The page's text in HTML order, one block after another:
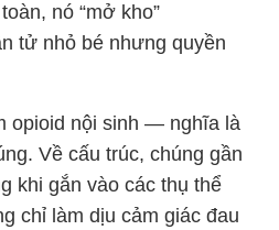
nó “mở kho”
tử nhỏ bé nhưng quyền
opioid nội sinh — nghĩa là
Về cấu trúc, chúng gần
khi gắn vào các thụ thể
chỉ làm dịu cảm giác đau